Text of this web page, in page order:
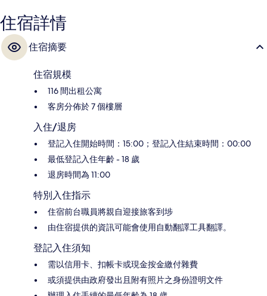
住宿詳情
住宿摘要
住宿規模
116 間出租公寓
客房分佈於 7 個樓層
入住/退房
登記入住開始時間：15:00；登記入住結束時間：00:00
最低登記入住年齡 - 18 歲
退房時間為 11:00
特別入住指示
住宿前台職員將親自迎接旅客到埗
由住宿提供的資訊可能會使用自動翻譯工具翻譯。
登記入住須知
需以信用卡、扣帳卡或現金按金繳付雜費
或須提供由政府發出且附有照片之身份證明文件